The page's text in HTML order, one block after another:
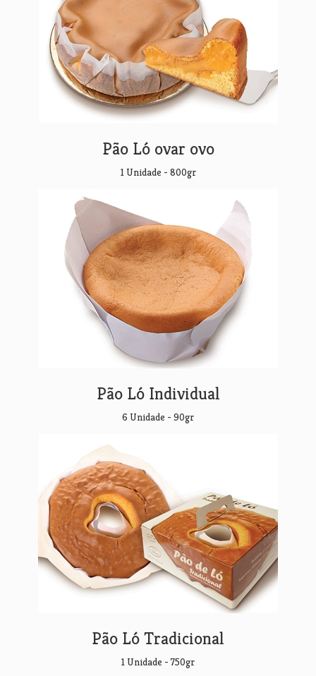
Pão Ló ovar ovo
1 Unidade - 800gr
Pão Ló Individual
6 Unidade - 90gr
Pão Ló Tradicional
1 Unidade - 750gr